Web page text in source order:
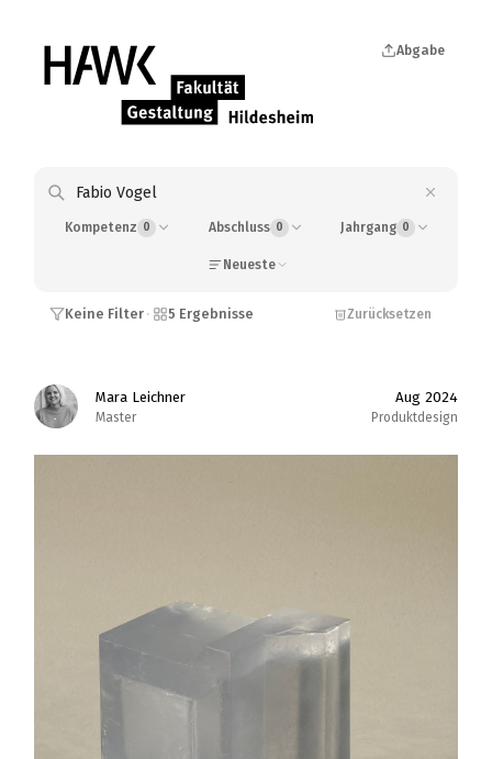
Abgabe
Kompetenz 0 Abschluss 0 Jahrgang 0
Neueste
Keine Filter · 5 Ergebnisse Zurücksetzen
Mara Leichner
Master
Aug 2024
Produktdesign